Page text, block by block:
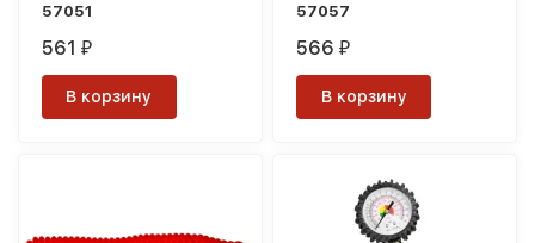
57051
561₽
В корзину
57057
566₽
В корзину